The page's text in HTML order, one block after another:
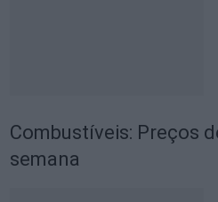
Combustíveis: Preços
semana